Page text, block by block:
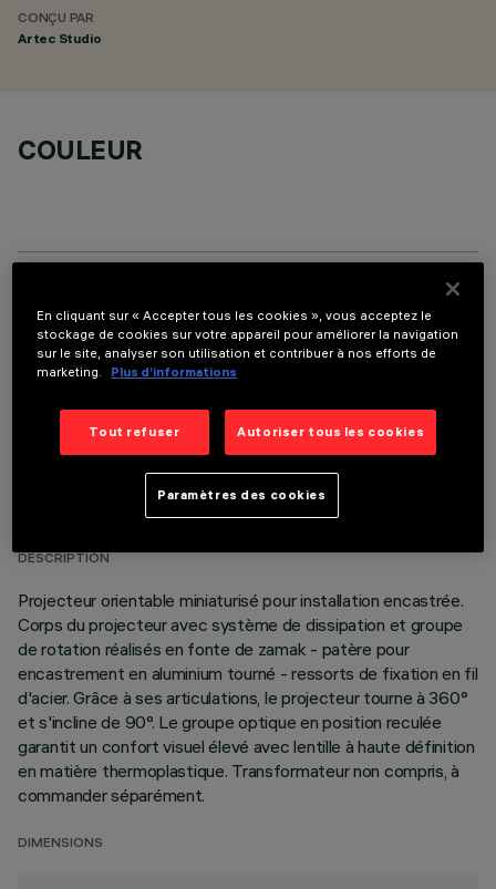
CONÇU PAR
Artec Studio
COULEUR
COMPOSANTS OPTIONNELS
DONNÉES TECHNIQUES
DERNIÈRE MISE À JOUR: 02/08/2026
DESCRIPTION
Projecteur orientable miniaturisé pour installation encastrée.
Corps du projecteur avec système de dissipation et groupe
de rotation réalisés en fonte de zamak - patère pour
encastrement en aluminium tourné - ressorts de fixation en fil
d'acier. Grâce à ses articulations, le projecteur tourne à 360°
et s'incline de 90°. Le groupe optique en position reculée
garantit un confort visuel élevé avec lentille à haute définition
en matière thermoplastique. Transformateur non compris, à
commander séparément.
DIMENSIONS
En cliquant sur « Accepter tous les cookies », vous acceptez le
stockage de cookies sur votre appareil pour améliorer la navigation
sur le site, analyser son utilisation et contribuer à nos efforts de
marketing.
Plus d’informations
Tout refuser Autoriser tous les cookies
Paramètres des cookies